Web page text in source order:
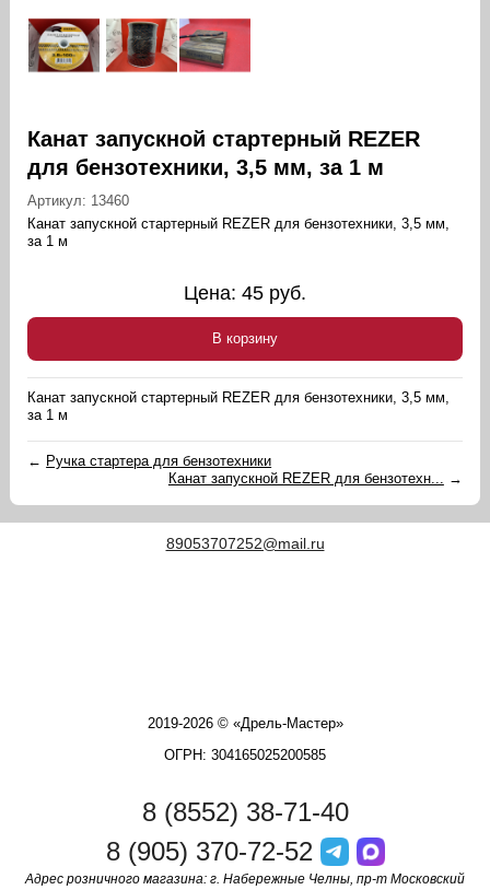
Канат запускной стартерный REZER
для бензотехники, 3,5 мм, за 1 м
Артикул: 13460
Канат запускной стартерный REZER для бензотехники, 3,5 мм,
за 1 м
Цена: 45 руб.
В корзину
Канат запускной стартерный REZER для бензотехники, 3,5 мм,
за 1 м
← Ручка стартера для бензотехники
Канат запускной REZER для бензотехн... →
89053707252@mail.ru
2019-2026 © «Дрель-Мастер»
ОГРН: 304165025200585
8 (8552) 38-71-40
8 (905) 370-72-52
Адрес розничного магазина: г. Набережные Челны, пр-т Московский